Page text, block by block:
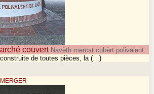
couvertNavèth mercat cobèrt polivalent
de toutes pièces, la (…)